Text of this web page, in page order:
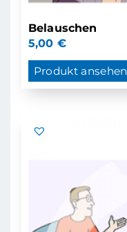
Belauschen
5,00 €
Produkt ansehen